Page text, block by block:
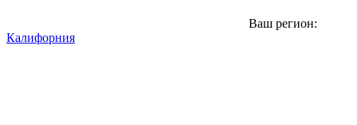
Ваш регион:
Калифорния